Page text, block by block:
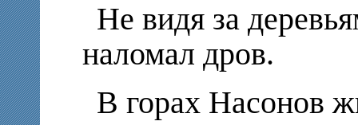
Не видя за
наломал дров.
В горах Насонов